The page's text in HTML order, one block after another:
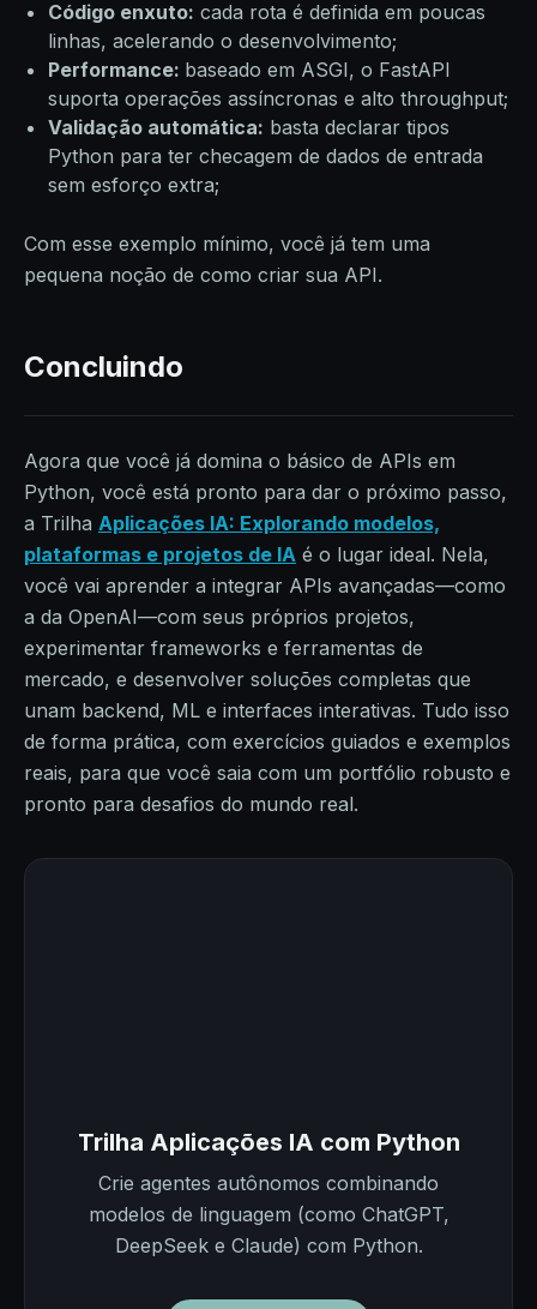
Código enxuto: cada rota é definida em poucas
linhas, acelerando o desenvolvimento;
Performance: baseado em ASGI, o FastAPI
suporta operações assíncronas e alto throughput;
Validação automática: basta declarar tipos
Python para ter checagem de dados de entrada
sem esforço extra;
Com esse exemplo mínimo, você já tem uma
pequena noção de como criar sua API.
Concluindo
Agora que você já domina o básico de APIs em
Python, você está pronto para dar o próximo passo,
a Trilha Aplicações IA: Explorando modelos,
plataformas e projetos de IA é o lugar ideal. Nela,
você vai aprender a integrar APIs avançadas—como
a da OpenAI—com seus próprios projetos,
experimentar frameworks e ferramentas de
mercado, e desenvolver soluções completas que
unam backend, ML e interfaces interativas. Tudo isso
de forma prática, com exercícios guiados e exemplos
reais, para que você saia com um portfólio robusto e
pronto para desafios do mundo real.
Trilha Aplicações IA com Python
Crie agentes autônomos combinando
modelos de linguagem (como ChatGPT,
DeepSeek e Claude) com Python.